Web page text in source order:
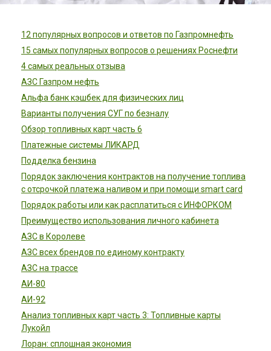
12 популярных вопросов и ответов по Газпромнефть
15 самых популярных вопросов о решениях Роснефти
4 самых реальных отзыва
АЗС Газпром нефть
Альфа банк кэшбек для физических лиц
Варианты получения СУГ по безналу
Обзор топливных карт часть 6
Платежные системы ЛИКАРД
Подделка бензина
Порядок заключения контрактов на получение топлива
с отсрочкой платежа наливом и при помощи smart card
Порядок работы или как расплатиться с ИНФОРКОМ
Преимущество использования личного кабинета
АЗС в Королеве
АЗС всех брендов по единому контракту
АЗС на трассе
АИ-80
АИ-92
Анализ топливных карт часть 3: Топливные карты
Лукойл
Лоран: сплошная экономия